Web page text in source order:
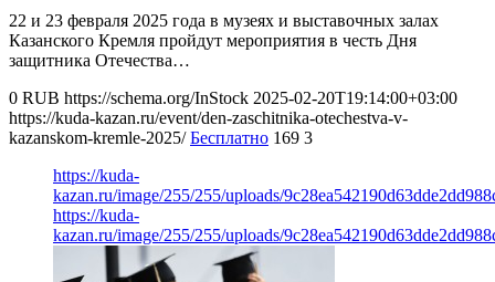
22 и 23 февраля 2025 года в музеях и выставочных залах
Казанского Кремля пройдут мероприятия в честь Дня
защитника Отечества…
0 RUB https://schema.org/InStock 2025-02-20T19:14:00+03:00
https://kuda-kazan.ru/event/den-zaschitnika-otechestva-v-
kazanskom-kremle-2025/ Бесплатно 169 3
https://kuda-
kazan.ru/image/255/255/uploads/
https://kuda-
kazan.ru/image/255/255/uploads/